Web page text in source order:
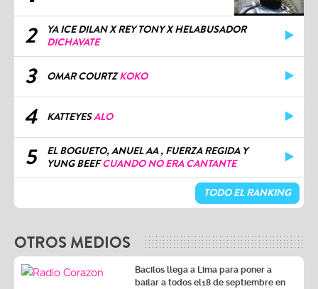
2
YA ICE DILAN X REY TONY X HELABUSADOR
DICHAVATE
3 OMAR COURTZKOKO
4 KATTEYESALO
5
EL BOGUETO, ANUEL AA , FUERZA REGIDA Y
YUNG BEEFCUANDO NO ERA CANTANTE
TODO EL RANKING
OTROS MEDIOS
Bacilos llega a Lima para poner a
bailar a todos el18 de septiembre en